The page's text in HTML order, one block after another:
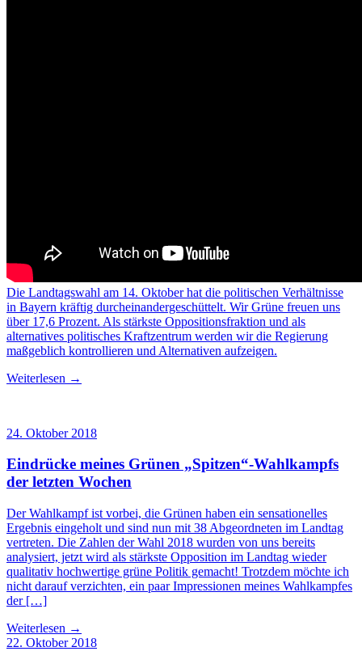
Die Landtagswahl am 14. Oktober hat die politischen Verhältnisse
in Bayern kräftig durcheinandergeschüttelt. Wir Grüne freuen uns
über 17,6 Prozent. Als stärkste Oppositionsfraktion und als
alternatives politisches Kraftzentrum werden wir die Regierung
maßgeblich kontrollieren und Alternativen aufzeigen.
Weiterlesen →
24. Oktober 2018
Eindrücke meines Grünen „Spitzen“-Wahlkampfs
der letzten Wochen
Der Wahlkampf ist vorbei, die Grünen haben ein sensationelles
Ergebnis eingeholt und sind nun mit 38 Abgeordneten im Landtag
vertreten. Die Zahlen der Wahl 2018 wurden von uns bereits
analysiert, jetzt wird als stärkste Opposition im Landtag wieder
qualitativ hochwertige grüne Politik gemacht! Trotzdem möchte ich
nicht darauf verzichten, ein paar Impressionen meines Wahlkampfes
der […]
Weiterlesen →
22. Oktober 2018